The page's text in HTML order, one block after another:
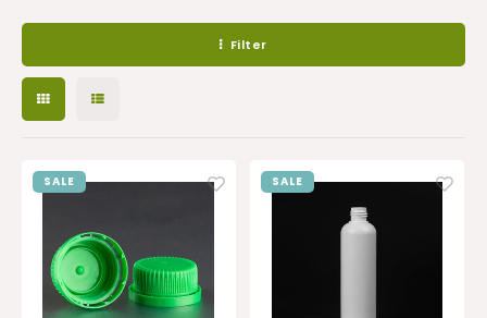
English
Français
Filter
SALE SALE